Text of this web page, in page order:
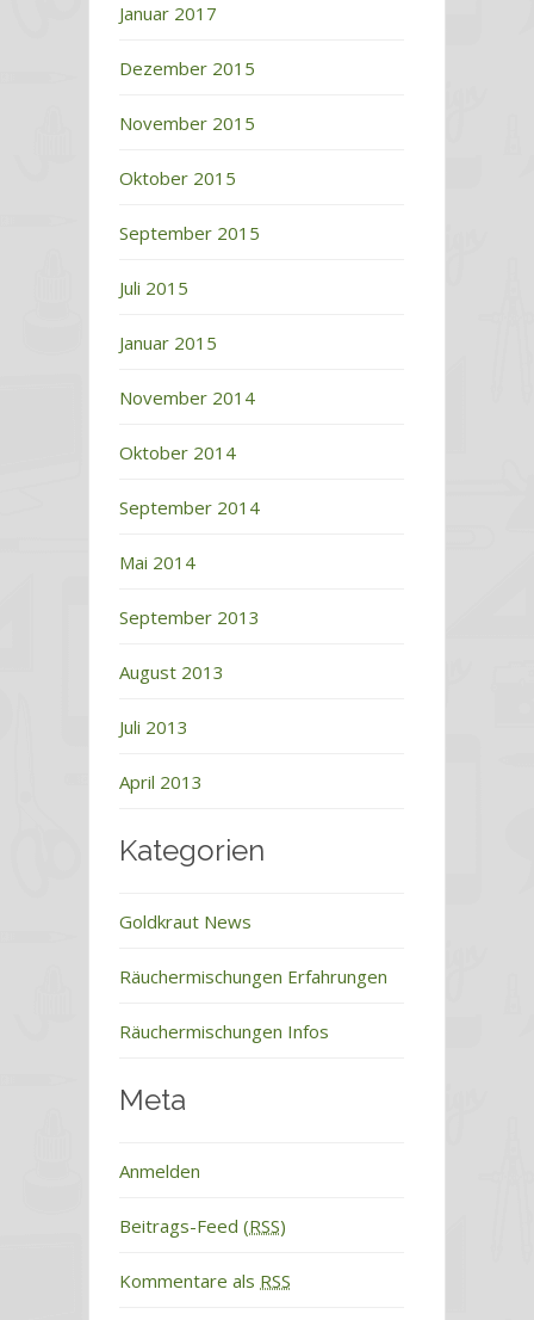
Januar 2017
Dezember 2015
November 2015
Oktober 2015
September 2015
Juli 2015
Januar 2015
November 2014
Oktober 2014
September 2014
Mai 2014
September 2013
August 2013
Juli 2013
April 2013
Kategorien
Goldkraut News
Räuchermischungen Erfahrungen
Räuchermischungen Infos
Meta
Anmelden
Beitrags-Feed (RSS)
Kommentare als RSS